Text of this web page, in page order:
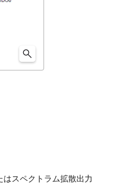
スペクトラム拡散出力